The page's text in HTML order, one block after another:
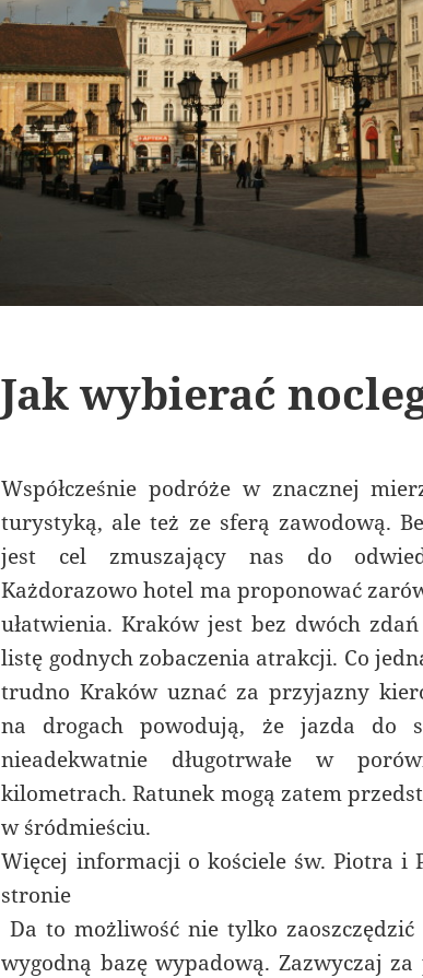
Jak wybierać
Współcześnie podróże w znacznej
turystyką, ale też ze sferą zawodową.
jest cel zmuszający nas do
Każdorazowo hotel ma proponować
ułatwienia. Kraków jest bez dwóch
listę godnych zobaczenia atrakcji. Co
trudno Kraków uznać za przyjazny
na drogach powodują, że jazda do
nieadekwatnie długotrwałe w
kilometrach. Ratunek mogą zatem
w śródmieściu.
Więcej informacji o kościele św. Piotra i
stronie
Da to możliwość nie tylko
wygodną bazę wypadową. Zazwyczaj